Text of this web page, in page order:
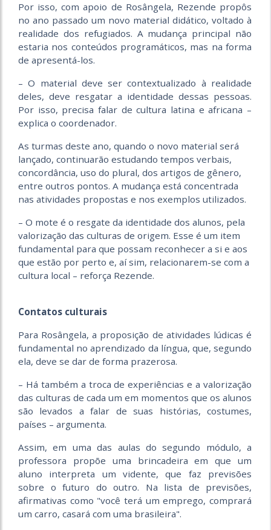
Por isso, com apoio de Rosângela, Rezende propôs
no ano passado um novo material didático, voltado à
realidade dos refugiados. A mudança principal não
estaria nos conteúdos programáticos, mas na forma
de apresentá-los.
– O material deve ser contextualizado à realidade
deles, deve resgatar a identidade dessas pessoas.
Por isso, precisa falar de cultura latina e africana –
explica o coordenador.
As turmas deste ano, quando o novo material será
lançado, continuarão estudando tempos verbais,
concordância, uso do plural, dos artigos de gênero,
entre outros pontos. A mudança está concentrada
nas atividades propostas e nos exemplos utilizados.
– O mote é o resgate da identidade dos alunos, pela
valorização das culturas de origem. Esse é um item
fundamental para que possam reconhecer a si e aos
que estão por perto e, aí sim, relacionarem-se com a
cultura local – reforça Rezende.
Contatos culturais
Para Rosângela, a proposição de atividades lúdicas é
fundamental no aprendizado da língua, que, segundo
ela, deve se dar de forma prazerosa.
– Há também a troca de experiências e a valorização
das culturas de cada um em momentos que os alunos
são levados a falar de suas histórias, costumes,
países – argumenta.
Assim, em uma das aulas do segundo módulo, a
professora propõe uma brincadeira em que um
aluno interpreta um vidente, que faz previsões
sobre o futuro do outro. Na lista de previsões,
afirmativas como "você terá um emprego, comprará
um carro, casará com uma brasileira".